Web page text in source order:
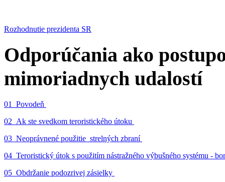
Rozhodnutie prezidenta SR
Odporúčania ako
mimoriadnych udalostí
01_Povodeň
02_Ak ste svedkom teroristického útoku
03_Neoprávnené použitie strelných zbraní
04_Teroristický útok s použitím nástražného výbušného systému -
05_Obdržanie podozrivej zásielky